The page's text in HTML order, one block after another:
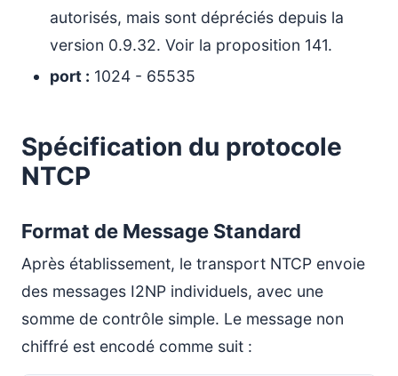
autorisés, mais sont dépréciés depuis la
version 0.9.32. Voir la proposition 141.
port : 1024 - 65535
Spécification du protocole
NTCP
Format de Message Standard
Après établissement, le transport NTCP envoie
des messages I2NP individuels, avec une
somme de contrôle simple. Le message non
chiffré est encodé comme suit :